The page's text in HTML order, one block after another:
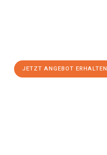
JETZT ANGEBOT ERHALTEN